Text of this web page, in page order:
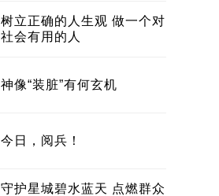
树立正确的人生观 做一个对
社会有用的人
神像“装脏”有何玄机
今日，阅兵！
守护星城碧水蓝天 点燃群众